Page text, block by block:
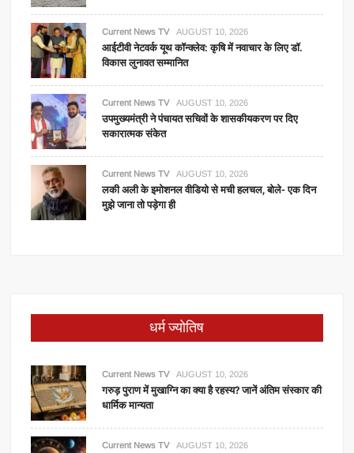
Current News TV AUGUST 10, 2026
आईटीवी नेटवर्क यूथ कॉन्क्लेव: कृषि में नवाचार के लिए डॉ.
विकास लुनावत सम्मानित
Current News TV AUGUST 10, 2026
उपमुख्यमंत्री ने पंचायत सचिवों के शासकीयकरण पर दिए
सकारात्मक संकेत
Current News TV AUGUST 10, 2026
लकी अली के इमोशनल वीडियो से मची हलचल, बोले- एक दिन
मुझे जाना तो पड़ेगा ही
धर्म ज्योतिष
Current News TV AUGUST 10, 2026
गरुड़ पुराण में मुखाग्नि का क्या है रहस्य? जानें अंतिम संस्कार की
धार्मिक मान्यता
Current News TV AUGUST 10, 2026